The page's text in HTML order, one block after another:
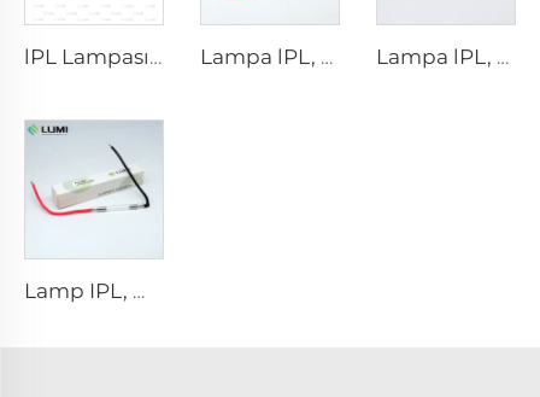
lPL Lampası P1671 - 7×50×110 mm Lampa lPL, model 7-60-125 Wire Lampa lPL, model 7-50-115 Wire
Lamp IPL, model 9-45-100 Wire